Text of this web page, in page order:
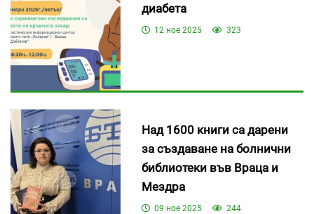
диабета
12 ное 2025 323
Над 1600 книги са дарени
за създаване на болнични
библиотеки във Враца и
Мездра
09 ное 2025 244